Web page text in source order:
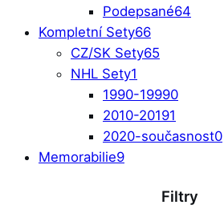
Podepsané64
Kompletní Sety66
CZ/SK Sety65
NHL Sety1
1990-19990
2010-20191
2020-současnost0
Memorabilie9
Filtry